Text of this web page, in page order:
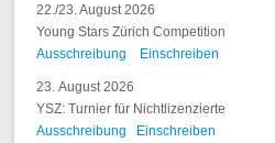
22./23. August 2026
Young Stars Zürich Competition
Ausschreibung
Einschreiben
23. August 2026
YSZ: Turnier für Nichtlizenzierte
Ausschreibung
Einschreiben